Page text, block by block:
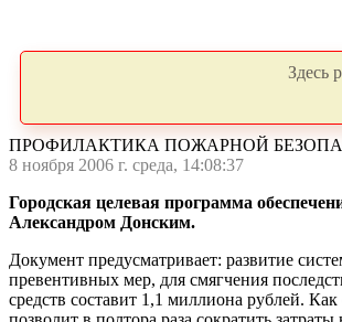
Здесь
ПРОФИЛАКТИКА ПОЖАРНОЙ
8 ноября 2006 г. среда, 14:08:37
Городская целевая программа
Александром Донским.
Документ предусматривает: развитие
превентивных мер, для смягчения
средств составит 1,1 миллиона рублей.